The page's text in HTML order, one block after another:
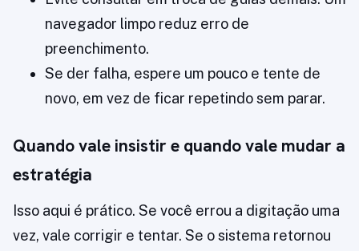
navegador limpo reduz erro de
preenchimento.
Se der falha, espere um pouco e tente de
novo, em vez de ficar repetindo sem parar.
Quando vale insistir e quando vale mudar a
estratégia
Isso aqui é prático. Se você errou a digitação uma
vez, vale corrigir e tentar. Se o sistema retornou